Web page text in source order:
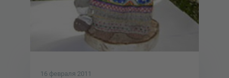
16 февраля 2011